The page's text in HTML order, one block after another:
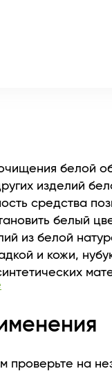
белой
изделий
средства
белый
из белой
и кожи,
проверьте на